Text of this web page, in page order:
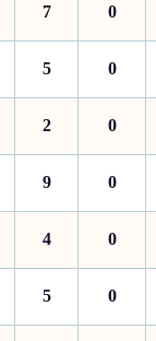
7 0
5 0
2 0
9 0
4 0
5 0